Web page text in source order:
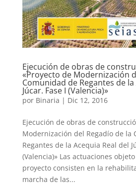
Ejecución de obras de
«Proyecto de Modernización
Comunidad de Regantes de
Júcar. Fase I (Valencia)»
por Binaria | Dic 12, 2016
Ejecución de obras de
Modernización del Regadío de la
Regantes de la Acequia Real del
(Valencia)» Las actuaciones
proyecto consisten en la
marcha de las...